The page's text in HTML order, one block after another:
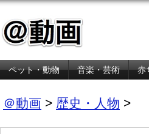
ペット・動物 音楽・芸術 赤
＠動画 > 歴史・人物 >